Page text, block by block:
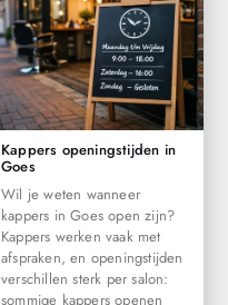
Kappers openingstijden in
Goes
Wil je weten wanneer
kappers in Goes open zijn?
Kappers werken vaak met
afspraken, en openingstijden
verschillen sterk per salon:
sommige kappers openen